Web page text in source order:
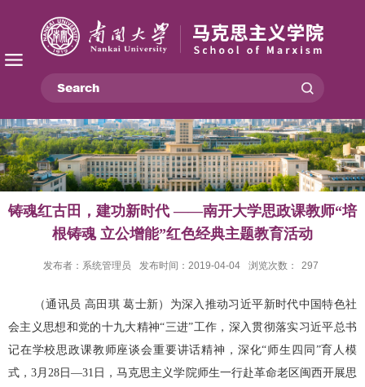
铸魂红古田，建功新时代 ——南开大学思政课教师“培
根铸魂 立公增能”红色经典主题教育活动
发布者：系统管理员 发布时间：2019-04-04 浏览次数： 297
（通讯员 高田琪 葛士新）为深入推动习近平新时代中国特色社
会主义思想和党的十九大精神“三进”工作，深入贯彻落实习近平总书
记在学校思政课教师座谈会重要讲话精神，深化“师生四同”育人模
式，3月28日—31日，马克思主义学院师生一行赴革命老区闽西开展思